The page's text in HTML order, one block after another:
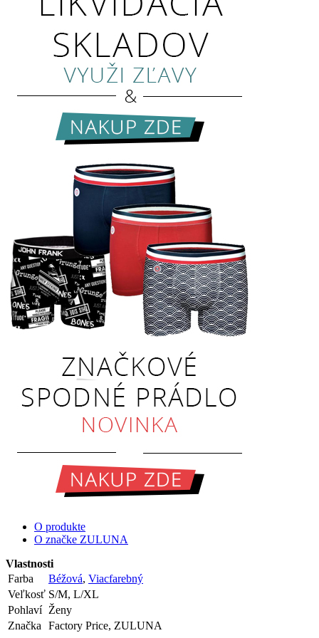
O produkte
O značke ZULUNA
Vlastnosti
Farba
Béžová, Viacfarebný
Veľkosť S/M, L/XL
Pohlaví Ženy
Značka
Factory Price, ZULUNA